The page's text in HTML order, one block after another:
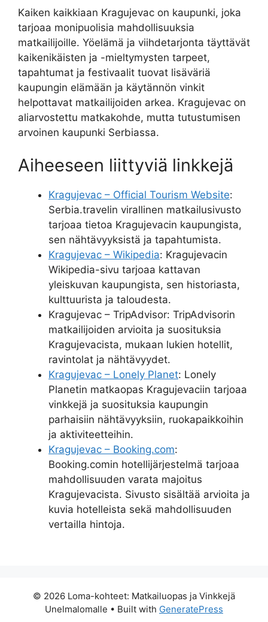
Kaiken kaikkiaan Kragujevac on kaupunki, joka
tarjoaa monipuolisia mahdollisuuksia
matkailijoille. Yöelämä ja viihdetarjonta täyttävät
kaikenikäisten ja -mieltymysten tarpeet,
tapahtumat ja festivaalit tuovat lisäväriä
kaupungin elämään ja käytännön vinkit
helpottavat matkailijoiden arkea. Kragujevac on
aliarvostettu matkakohde, mutta tutustumisen
arvoinen kaupunki Serbiassa.
Aiheeseen liittyviä linkkejä
Kragujevac – Official Tourism Website:
Serbia.travelin virallinen matkailusivusto
tarjoaa tietoa Kragujevacin kaupungista,
sen nähtävyyksistä ja tapahtumista.
Kragujevac – Wikipedia: Kragujevacin
Wikipedia-sivu tarjoaa kattavan
yleiskuvan kaupungista, sen historiasta,
kulttuurista ja taloudesta.
Kragujevac – TripAdvisor: TripAdvisorin
matkailijoiden arvioita ja suosituksia
Kragujevacista, mukaan lukien hotellit,
ravintolat ja nähtävyydet.
Kragujevac – Lonely Planet: Lonely
Planetin matkaopas Kragujevaciin tarjoaa
vinkkejä ja suosituksia kaupungin
parhaisiin nähtävyyksiin, ruokapaikkoihin
ja aktiviteetteihin.
Kragujevac – Booking.com:
Booking.comin hotellijärjestelmä tarjoaa
mahdollisuuden varata majoitus
Kragujevacista. Sivusto sisältää arvioita ja
kuvia hotelleista sekä mahdollisuuden
vertailla hintoja.
© 2026 Loma-kohteet: Matkailuopas ja Vinkkejä
Unelmalomalle • Built with GeneratePress